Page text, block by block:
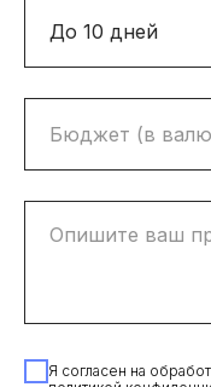
Я согласен на